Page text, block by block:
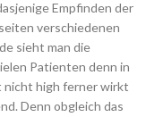
Empfinden der
verschiedenen
sieht man die
Patienten denn in
nicht high ferner wirkt
Denn obgleich das